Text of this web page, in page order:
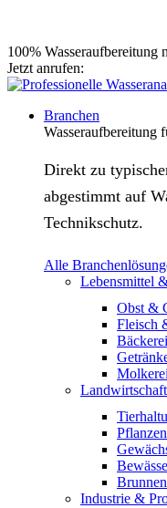
100% Wasseraufbereitung
Jetzt anrufen:
Branchen
Wasseraufbereitung
Direkt zu
abgestimmt auf
Technikschutz.
Alle
Lebensmittel
Obst &
Fleisch
Industrie &